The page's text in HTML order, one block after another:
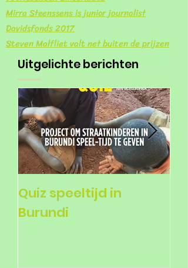
Mirra Steenssens is junior journalist
Davidsfonds 2017
Steven Malfliet valt net buiten de prijzen
Uitgelichte berichten
Quiz speeltijd in
Burundi